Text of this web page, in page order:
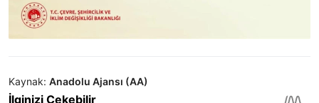
Kaynak: Anadolu Ajansı (AA)